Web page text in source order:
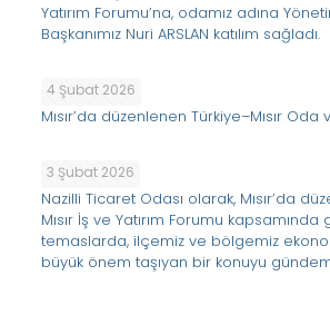
Yatırım Forumu’na, odamız adına
Başkanımız Nuri ARSLAN katılım sağladı.
4 Şubat 2026
Mısır’da düzenlenen Türkiye–Mısır
3 Şubat 2026
Nazilli Ticaret Odası olarak, Mısır’da
Mısır İş ve Yatırım Forumu
temaslarda, ilçemiz ve bölgemiz
büyük önem taşıyan bir konuyu